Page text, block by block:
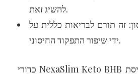
להשיג זאת.
זה תורם לבריאות כללית על
ידי שיפור התפקוד החיסוני.
כדורי NexaSlim Keto BHB מיועדים לזרז את כניסת